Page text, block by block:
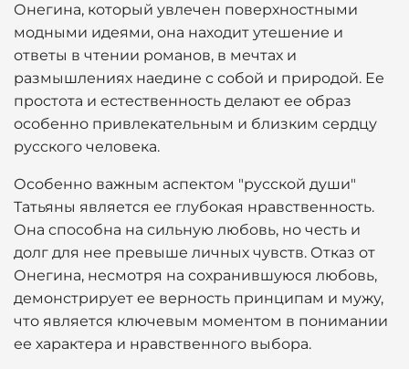
Онегина, который увлечен поверхностными
модными идеями, она находит утешение и
ответы в чтении романов, в мечтах и
размышлениях наедине с собой и природой. Ее
простота и естественность делают ее образ
особенно привлекательным и близким сердцу
русского человека.
Особенно важным аспектом "русской души"
Татьяны является ее глубокая нравственность.
Она способна на сильную любовь, но честь и
долг для нее превыше личных чувств. Отказ от
Онегина, несмотря на сохранившуюся любовь,
демонстрирует ее верность принципам и мужу,
что является ключевым моментом в понимании
ее характера и нравственного выбора.